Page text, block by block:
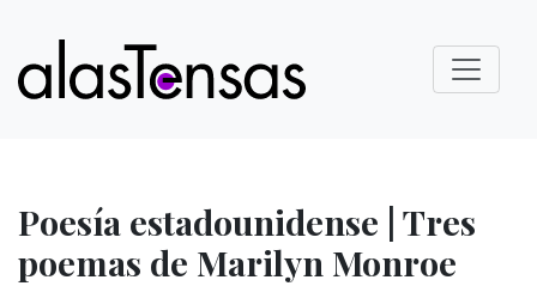
Poesía estadounidense | Tres
poemas de Marilyn Monroe